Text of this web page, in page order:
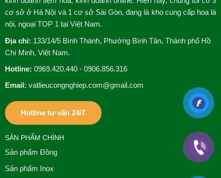
cơ sở ở Hà Nội và 1 cơ sở Sài Gòn, đang là kho cung cấp hoa lá
nội, ngoại TOP 1 tại Việt Nam.
Địa chỉ: 133/14/5 Bình Thành, Phường Bình Tân, Thành phố Hồ
Chí Minh, Việt Nam.
Hotline: 0969.420.440 - 0906.856.316
Email: vatlieucongnghiep.com@gmail.com
Hotline tư vấn 24/7
SẢN PHẨM CHÍNH
Sản phẩm Đồng
Sản phẩm Inox